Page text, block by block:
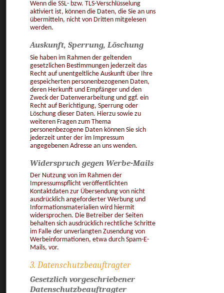
Wenn die SSL- bzw. TLS-Verschlüsselung
aktiviert ist, können die Daten, die Sie an uns
übermitteln, nicht von Dritten mitgelesen
werden.
Auskunft, Sperrung, Löschung
Sie haben im Rahmen der geltenden
gesetzlichen Bestimmungen jederzeit das
Recht auf unentgeltliche Auskunft über Ihre
gespeicherten personenbezogenen Daten,
deren Herkunft und Empfänger und den
Zweck der Datenverarbeitung und ggf. ein
Recht auf Berichtigung, Sperrung oder
Löschung dieser Daten. Hierzu sowie zu
weiteren Fragen zum Thema
personenbezogene Daten können Sie sich
jederzeit unter der im Impressum
angegebenen Adresse an uns wenden.
Widerspruch gegen Werbe-Mails
Der Nutzung von im Rahmen der
Impressumspflicht veröffentlichten
Kontaktdaten zur Übersendung von nicht
ausdrücklich angeforderter Werbung und
Informationsmaterialien wird hiermit
widersprochen. Die Betreiber der Seiten
behalten sich ausdrücklich rechtliche Schritte
im Falle der unverlangten Zusendung von
Werbeinformationen, etwa durch Spam-E-
Mails, vor.
3. Datenschutzbeauftragter
Gesetzlich vorgeschriebener
Datenschutzbeauftragter